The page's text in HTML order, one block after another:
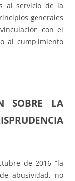
al servicio de la
generales
con el
al cumplimiento
SOBRE LA
de 2016 “la
abusividad, no